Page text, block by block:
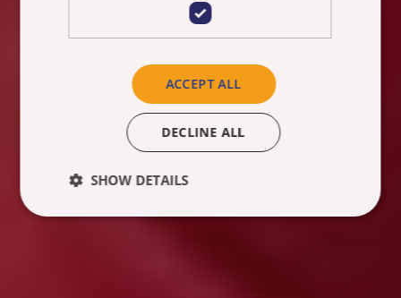
ACCEPT ALL
DECLINE ALL
SHOW DETAILS